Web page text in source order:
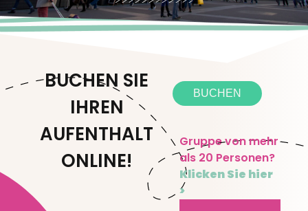
BUCHEN SIE
IHREN
AUFENTHALT
ONLINE!
BUCHEN
Gruppe von mehr
als 20 Personen?
Klicken Sie hier
>